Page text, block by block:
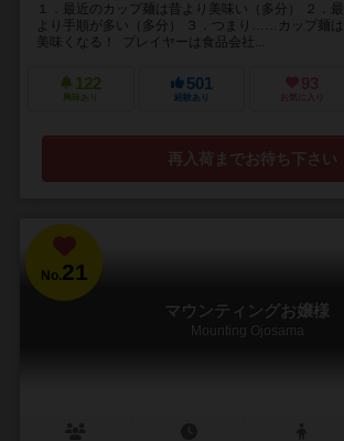
１．最近のカップ麺は昔より美味い（多分） ２．
より手順が多い（多分） ３．つまり……カップ麺
美味くなる！ プレイヤーは食品会社...
122
興味あり
501
経験あり
93
お気に入り
再入荷までお待ち下さい
No.21
マウンティングお嬢様
Mounting Ojosama